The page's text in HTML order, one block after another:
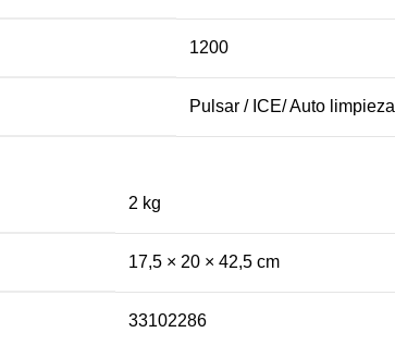
1200
Pulsar / ICE/ Auto limpieza
2 kg
17,5 × 20 × 42,5 cm
33102286